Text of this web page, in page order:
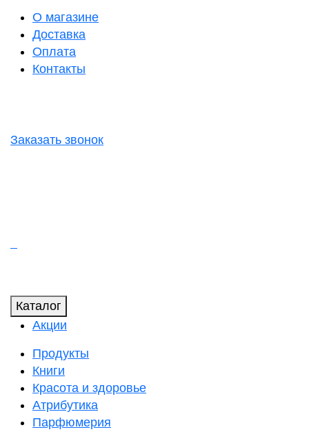
О магазине
Доставка
Оплата
Контакты
Заказать звонок
Каталог
Акции
Продукты
Книги
Красота и здоровье
Атрибутика
Парфюмерия